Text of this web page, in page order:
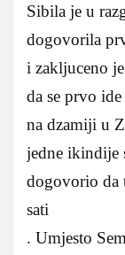
Sibila je u
dogovorila
i zakljuceno je
da se prvo
na dzamiji u
jedne ikindije
dogovorio da
sati
. Umjesto